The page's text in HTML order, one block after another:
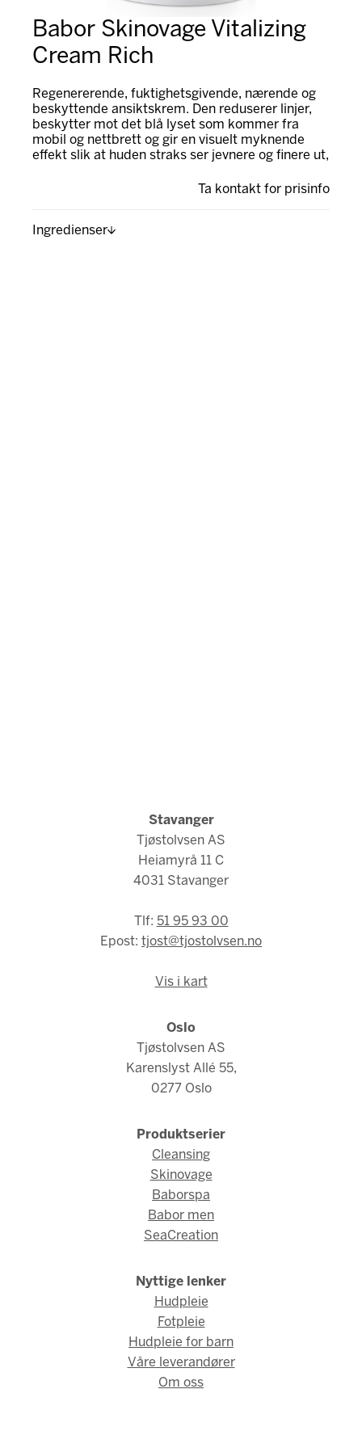
Babor Skinovage Vitalizing
Cream Rich
Regenererende, fuktighetsgivende, nærende og
beskyttende ansiktskrem. Den reduserer linjer,
beskytter mot det blå lyset som kommer fra
mobil og nettbrett og gir en visuelt myknende
effekt slik at huden straks ser jevnere og finere ut,
Ta kontakt for prisinfo
Ingredienser
Stavanger
Tjøstolvsen AS
Heiamyrå 11 C
4031 Stavanger
Tlf: 51 95 93 00
Epost: tjost@tjostolvsen.no
Vis i kart
Oslo
Tjøstolvsen AS
Karenslyst Allé 55,
0277 Oslo
Produktserier
Cleansing
Skinovage
Baborspa
Babor men
SeaCreation
Nyttige lenker
Hudpleie
Fotpleie
Hudpleie for barn
Våre leverandører
Om oss